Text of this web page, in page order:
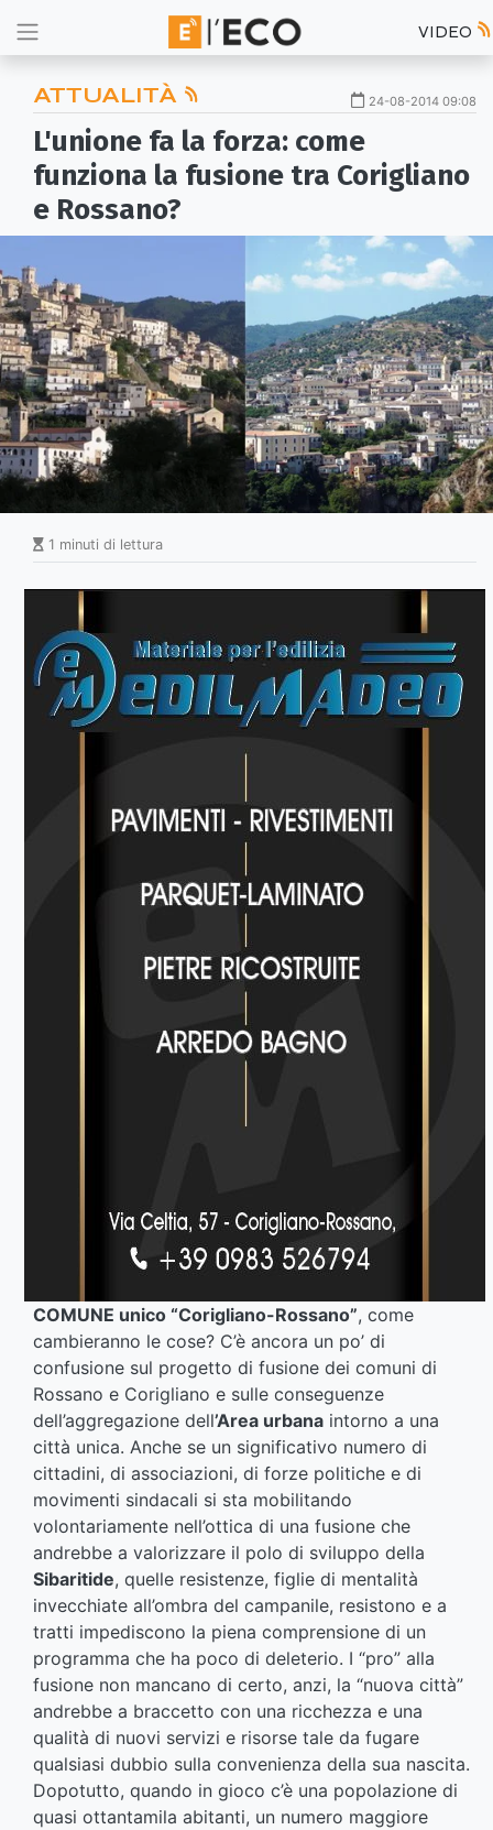
VIDEO
ATTUALITÀ 24-08-2014 09:08
L'unione fa la forza: come
funziona la fusione tra Corigliano
e Rossano?
1 minuti di lettura
COMUNE unico “Corigliano-Rossano”, come
cambieranno le cose? C’è ancora un po’ di
confusione sul progetto di fusione dei comuni di
Rossano e Corigliano e sulle conseguenze
dell’aggregazione dell’Area urbana intorno a una
città unica. Anche se un significativo numero di
cittadini, di associazioni, di forze politiche e di
movimenti sindacali si sta mobilitando
volontariamente nell’ottica di una fusione che
andrebbe a valorizzare il polo di sviluppo della
Sibaritide, quelle resistenze, figlie di mentalità
invecchiate all’ombra del campanile, resistono e a
tratti impediscono la piena comprensione di un
programma che ha poco di deleterio. I “pro” alla
fusione non mancano di certo, anzi, la “nuova città”
andrebbe a braccetto con una ricchezza e una
qualità di nuovi servizi e risorse tale da fugare
qualsiasi dubbio sulla convenienza della sua nascita.
Dopotutto, quando in gioco c’è una popolazione di
quasi ottantamila abitanti, un numero maggiore